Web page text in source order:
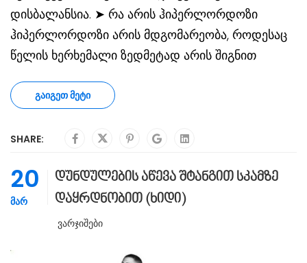
დისბალანსია. ➤ რა არის ჰიპერლორდოზი
ჰიპერლორდოზი არის მდგომარეობა, როდესაც
წელის ხერხემალი ზედმეტად არის შიგნით
ᲒᲐᲘᲒᲔᲗ ᲛᲔᲢᲘ
SHARE:
20
ᲛᲐᲠ
დუნდულების აწევა შტანგით სკამზე
დაყრდნობით (ხიდი)
Ვარჯიშები